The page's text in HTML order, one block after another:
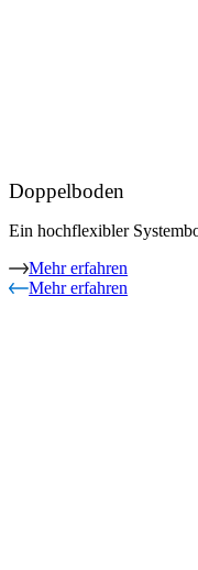
Doppelboden
Ein hochflexibler
Mehr erfahren
Mehr erfahren